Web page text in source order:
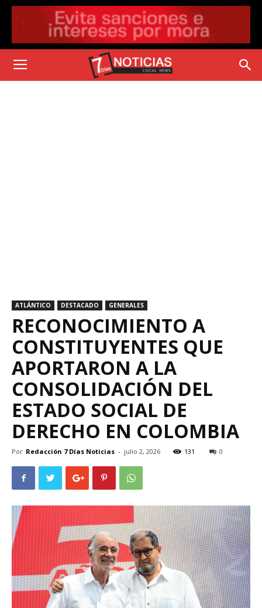
ATLÁNTICO DESTACADO GENERALES
RECONOCIMIENTO A
CONSTITUYENTES QUE
APORTARON A LA
CONSOLIDACIÓN DEL
ESTADO SOCIAL DE
DERECHO EN COLOMBIA
Por Redacción 7 Días Noticias - julio 2, 2026 131 0